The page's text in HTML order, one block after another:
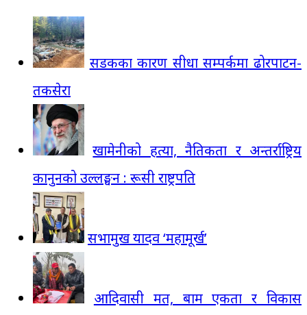
सडकका कारण सीधा सम्पर्कमा ढोरपाटन-
तकसेरा
खामेनीको हत्या, नैतिकता र अन्तर्राष्ट्रिय
कानुनको उल्लङ्घन : रूसी राष्ट्रपति
सभामुख यादव ‘महामूर्ख’
आदिवासी मत, बाम एकता र विकास